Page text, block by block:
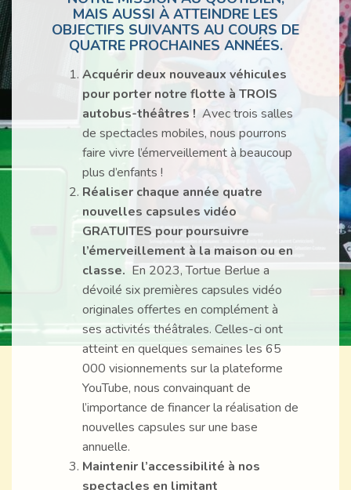
MAIS AUSSI À ATTEINDRE LES
OBJECTIFS SUIVANTS AU COURS DE
QUATRE PROCHAINES ANNÉES.
Acquérir deux nouveaux véhicules
pour porter notre flotte à TROIS
autobus-théâtres ! Avec trois salles
de spectacles mobiles, nous pourrons
faire vivre l’émerveillement à beaucoup
plus d’enfants !
Réaliser chaque année quatre
nouvelles capsules vidéo
GRATUITES pour poursuivre
l’émerveillement à la maison ou en
classe. En 2023, Tortue Berlue a
dévoilé six premières capsules vidéo
originales offertes en complément à
ses activités théâtrales. Celles-ci ont
atteint en quelques semaines les 65
000 visionnements sur la plateforme
YouTube, nous convainquant de
l’importance de financer la réalisation de
nouvelles capsules sur une base
annuelle.
Maintenir l’accessibilité à nos
spectacles en limitant